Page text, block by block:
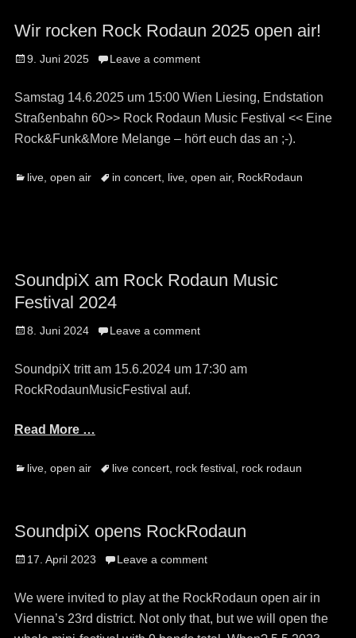
Wir rocken Rock Rodaun 2025 open air!
Posted
9. Juni 2025 Leave a comment
Samstag 14.6.2025 um 15:00 Wien Liesing, Endstation
Straßenbahn 60>> Rock Rodaun Music Festival << Eine
Rock&Funk&More Melange – hört euch das an ;-).
Categories
live, open air Tagsin concert, live, open air, RockRodaun
SoundpiX am Rock Rodaun Music
Festival 2024
Posted
8. Juni 2024 Leave a comment
SoundpiX tritt am 15.6.2024 um 17:30 am
RockRodaunMusicFestival auf.
Read More …
Categories
live, open air Tagslive concert, rock festival, rock rodaun
SoundpiX opens RockRodaun
Posted
17. April 2023 Leave a comment
We were invited to play at the RockRodaun open air in
Vienna’s 23rd district. Not only that, but we will open the